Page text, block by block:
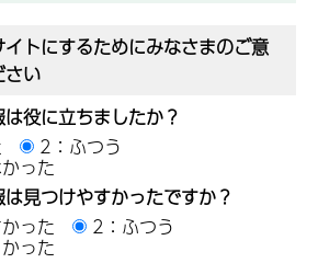
トにするためにみなさまのご意
さい
役に立ちましたか？
2：ふつう
った
見つけやすかったですか？
った
2：ふつう
った